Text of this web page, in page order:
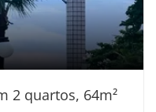
2 quartos, 64m²